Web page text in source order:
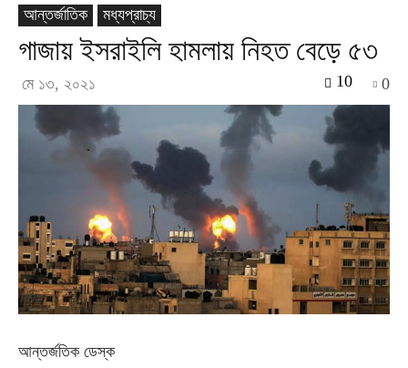
আন্তর্জাতিক
মধ্যপ্রাচ্য
গাজায় ইসরাইলি হামলায় নিহত বেড়ে ৫৩
মে ১৩, ২০২১ 0
10
আন্তর্জতিক ডেস্ক